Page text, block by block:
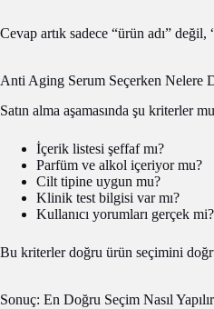
Cevap artık sadece “ürün adı”
Anti Aging Serum Seçerken Nelere
Satın alma aşamasında şu kriterler
İçerik listesi şeffaf mı?
Parfüm ve alkol içeriyor mu?
Cilt tipine uygun mu?
Klinik test bilgisi var mı?
Kullanıcı yorumları gerçek mi?
Bu kriterler doğru ürün seçimini
Sonuç: En Doğru Seçim Nasıl